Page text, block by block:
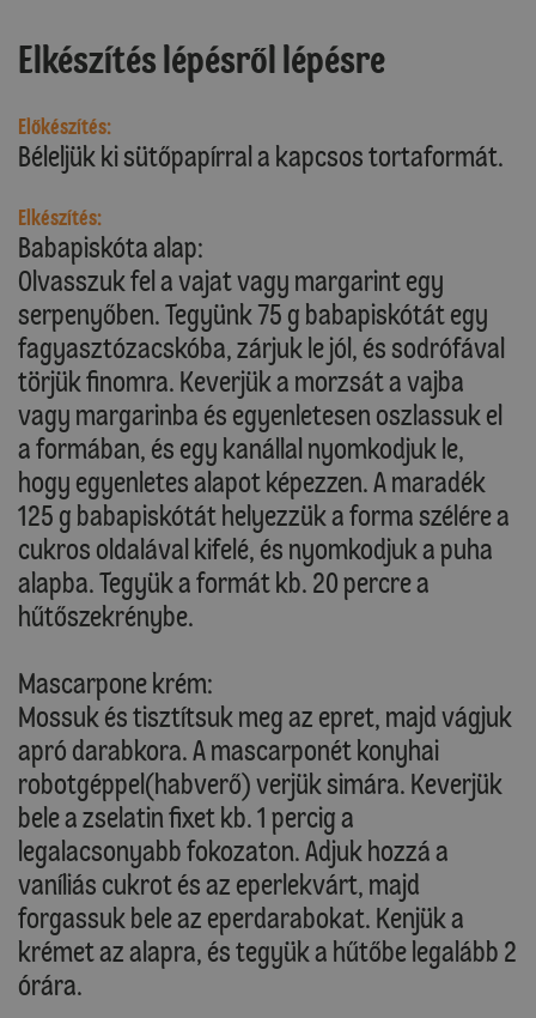
Elkészítés lépésről lépésre
Előkészítés:
Béleljük ki sütőpapírral a kapcsos tortaformát.
Elkészítés:
Babapiskóta alap:
Olvasszuk fel a vajat vagy margarint egy
serpenyőben. Tegyünk 75 g babapiskótát egy
fagyasztózacskóba, zárjuk le jól, és sodrófával
törjük finomra. Keverjük a morzsát a vajba
vagy margarinba és egyenletesen oszlassuk el
a formában, és egy kanállal nyomkodjuk le,
hogy egyenletes alapot képezzen. A maradék
125 g babapiskótát helyezzük a forma szélére a
cukros oldalával kifelé, és nyomkodjuk a puha
alapba. Tegyük a formát kb. 20 percre a
hűtőszekrénybe.
Mascarpone krém:
Mossuk és tisztítsuk meg az epret, majd vágjuk
apró darabkora. A mascarponét konyhai
robotgéppel(habverő) verjük simára. Keverjük
bele a zselatin fixet kb. 1 percig a
legalacsonyabb fokozaton. Adjuk hozzá a
vaníliás cukrot és az eperlekvárt, majd
forgassuk bele az eperdarabokat. Kenjük a
krémet az alapra, és tegyük a hűtőbe legalább 2
órára.